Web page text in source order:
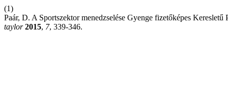
(1)
Paár, D. A Sportszektor menedzselése Gyenge fizetőképes
taylor 2015, 7, 339-346.